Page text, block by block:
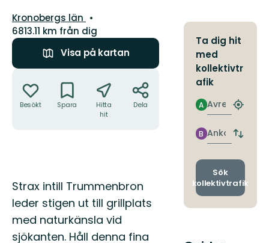
Län:
Kronobergs län
6813.11 km från dig
Visa på kartan
Besökt Spara
Hitta
hit
Dela
Beskrivning
Strax intill Trummenbron
leder stigen ut till grillplats
med naturkänsla vid
sjökanten. Håll denna fina
Ta dig hit
med
kollektivtr
afik
Avresa
A
Hitta
Ankomst
B
Byt
och
Sök
kollektivtrafik